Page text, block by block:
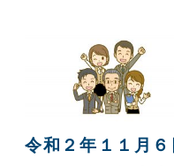
令和２年１１月